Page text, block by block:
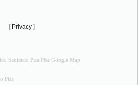
[ Privacy ]
Sanitario Pisa Pisa Google Map
Pisa